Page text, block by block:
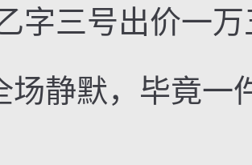
三号出价一万
默，毕竟一